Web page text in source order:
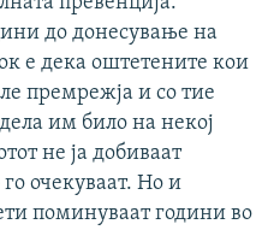
до донесување на
е дека оштетените кои
премрежја и со тие
им било на некој
не ја добиваат
очекуваат. Но и
поминуваат години во